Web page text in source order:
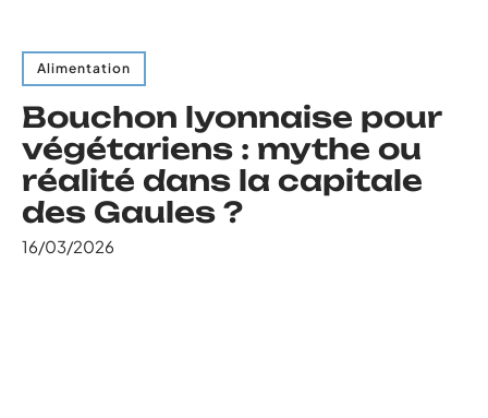
Alimentation
Bouchon lyonnaise pour
végétariens : mythe ou
réalité dans la capitale
des Gaules ?
16/03/2026